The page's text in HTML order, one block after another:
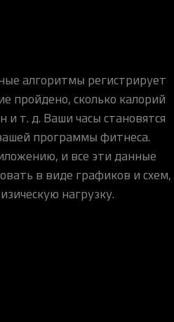
алгоритмы регистрирует
пройдено, сколько калорий
и т. д. Ваши часы становятся
программы фитнеса.
и все эти данные
в виде графиков и схем,
нагрузку.